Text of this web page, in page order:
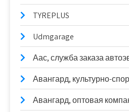
TYREPLUS
Udmgarage
Аас, служба заказа
Авангард, культурно-
Авангард, оптовая